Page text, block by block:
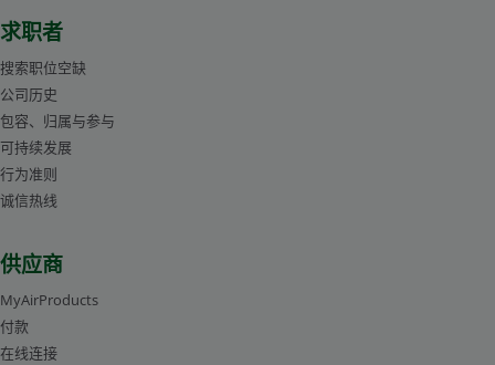
求职者
搜索职位空缺
公司历史
包容、归属与参与
可持续发展
行为准则
诚信热线
供应商
MyAirProducts
付款
在线连接